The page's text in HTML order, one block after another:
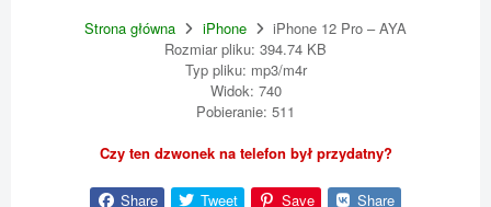
Strona główna iPhone
iPhone 12 Pro – AYA
Rozmiar pliku: 394.74 KB
Typ pliku: mp3/m4r
Widok: 740
Pobieranie: 511
Czy ten dzwonek na telefon był przydatny?
Share Tweet Save Share